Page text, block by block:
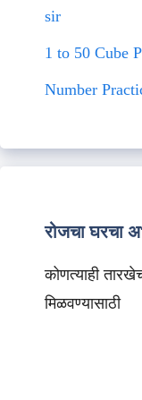
sir
1 to 50 Cube
Number
रोजचा घरचा
कोणत्याही
मिळवण्यासाठी